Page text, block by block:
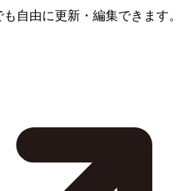
自由に更新・編集できます。